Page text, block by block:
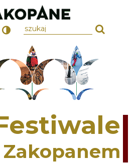
wpisz szukany tekst